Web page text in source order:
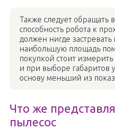
Также следует обращать
способность робота к
должен нигде застревать
наибольшую площадь
покупкой стоит
и при выборе габаритов
основу меньший из
Что же
пылесос